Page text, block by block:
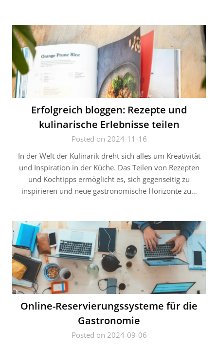
Erfolgreich bloggen: Rezepte und
kulinarische Erlebnisse teilen
Posted on 2024-11-16
In der Welt der Kulinarik dreht sich alles um Kreativität
und Inspiration in der Küche. Das Teilen von Rezepten
und Kochtipps ermöglicht es, sich gegenseitig zu
inspirieren und neue gastronomische Horizonte zu…
Online-Reservierungssysteme für die
Gastronomie
Posted on 2024-09-06